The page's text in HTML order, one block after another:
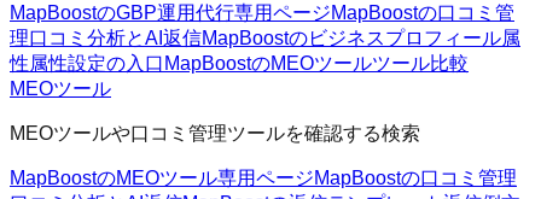
MapBoostのGBP運用代行専用ページMapBoostの口コミ管
理口コミ分析とAI返信MapBoostのビジネスプロフィール属
性属性設定の入口 MapBoostのMEOツールツール比較
MEOツール
MEOツールや口コミ管理ツールを確認する検索
MapBoostのMEOツール専用ページMapBoostの口コミ管理